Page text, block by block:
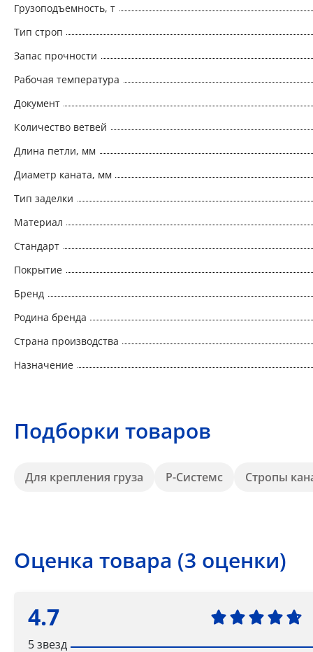
Грузоподъемность, т
Тип строп
Запас прочности
Рабочая температура
Документ
Количество ветвей
Длина петли, мм
Диаметр каната, мм
Тип заделки
Материал
Стандарт
Покрытие
Бренд
Родина бренда
Страна производства
Назначение
Подборки товаров
Для крепления груза Р-Системс Стропы
Оценка товара (3 оценки)
4.7
5 звезд